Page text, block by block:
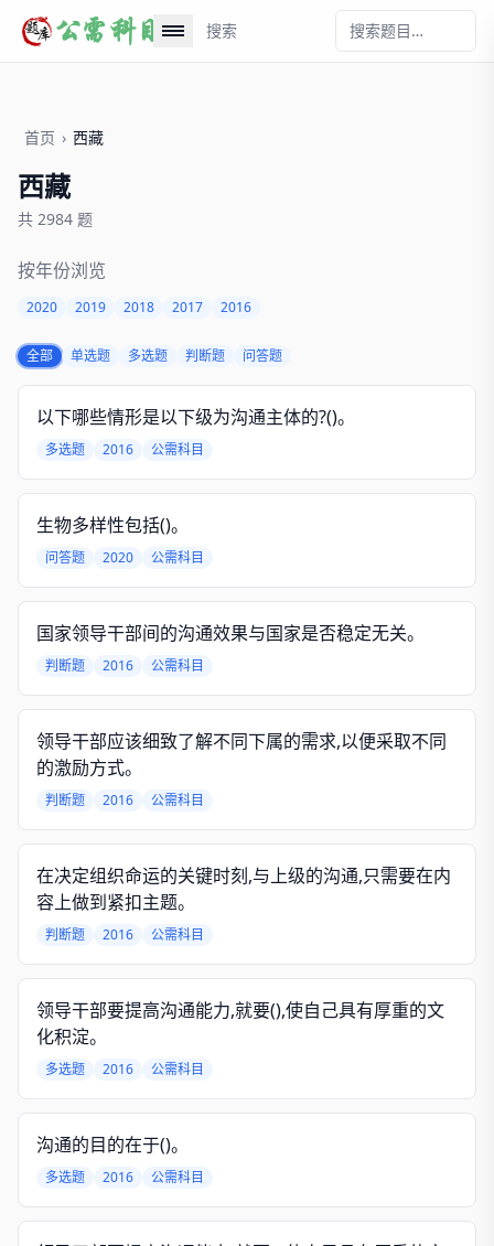
搜索
首页 › 西藏
西藏
共 2984 题
按年份浏览
2020 2019 2018 2017 2016
全部 单选题 多选题 判断题 问答题
以下哪些情形是以下级为沟通主体的?()。
多选题 2016 公需科目
生物多样性包括()。
问答题 2020 公需科目
国家领导干部间的沟通效果与国家是否稳定无关。
判断题 2016 公需科目
领导干部应该细致了解不同下属的需求,以便采取不同
的激励方式。
判断题 2016 公需科目
在决定组织命运的关键时刻,与上级的沟通,只需要在内
容上做到紧扣主题。
判断题 2016 公需科目
领导干部要提高沟通能力,就要(),使自己具有厚重的文
化积淀。
多选题 2016 公需科目
沟通的目的在于()。
多选题 2016 公需科目